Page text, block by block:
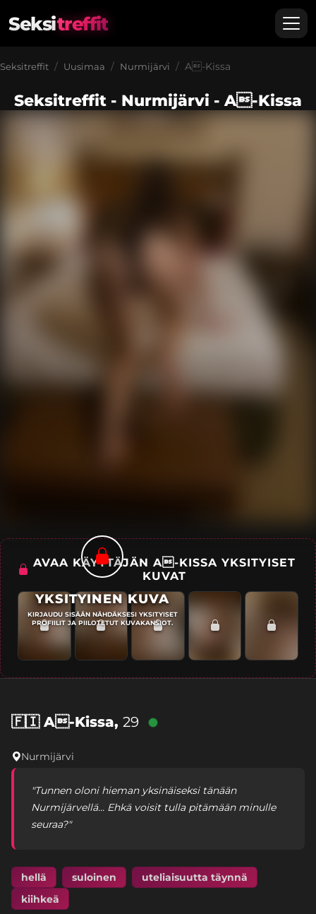
Seksitreffit
Seksitreffit Uusimaa Nurmijärvi A-Kissa
Seksitreffit - Nurmijärvi - A-Kissa
YKSITYINEN KUVA
KIRJAUDU SISÄÄN NÄHDÄKSESI YKSITYISET
PROFIILIT JA PIILOTETUT KUVAKANSIOT.
AVAA KÄYTTÄJÄN A-KISSA YKSITYISET
KUVAT
🇫🇮A-Kissa, 29
Nurmijärvi
"Tunnen oloni hieman yksinäiseksi tänään
Nurmijärvellä... Ehkä voisit tulla pitämään minulle
seuraa?"
hellä suloinen
uteliaisuutta täynnä
kiihkeä